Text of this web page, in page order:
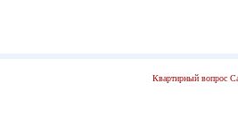
Квартирный вопрос